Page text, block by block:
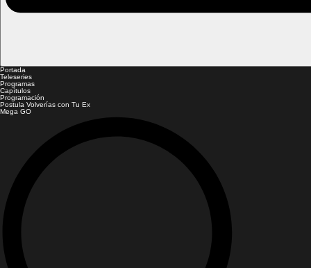
Portada
Teleseries
Programas
Capítulos
Programación
Postula Volverías con Tu Ex
Mega GO